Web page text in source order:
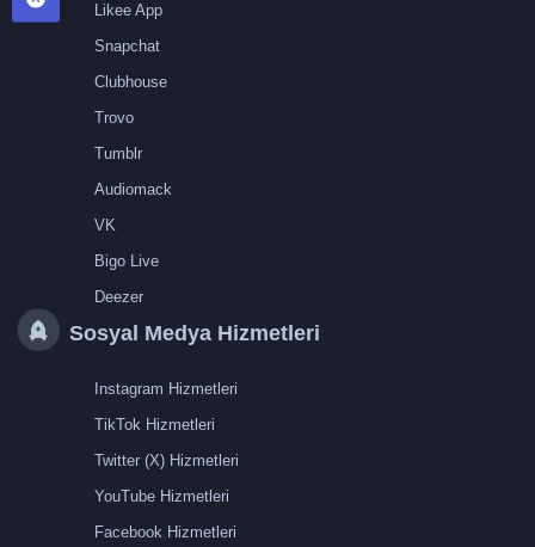
Likee App
Snapchat
Clubhouse
Trovo
Tumblr
Audiomack
VK
Bigo Live
Deezer
Sosyal Medya Hizmetleri
Instagram Hizmetleri
TikTok Hizmetleri
Twitter (X) Hizmetleri
YouTube Hizmetleri
Facebook Hizmetleri